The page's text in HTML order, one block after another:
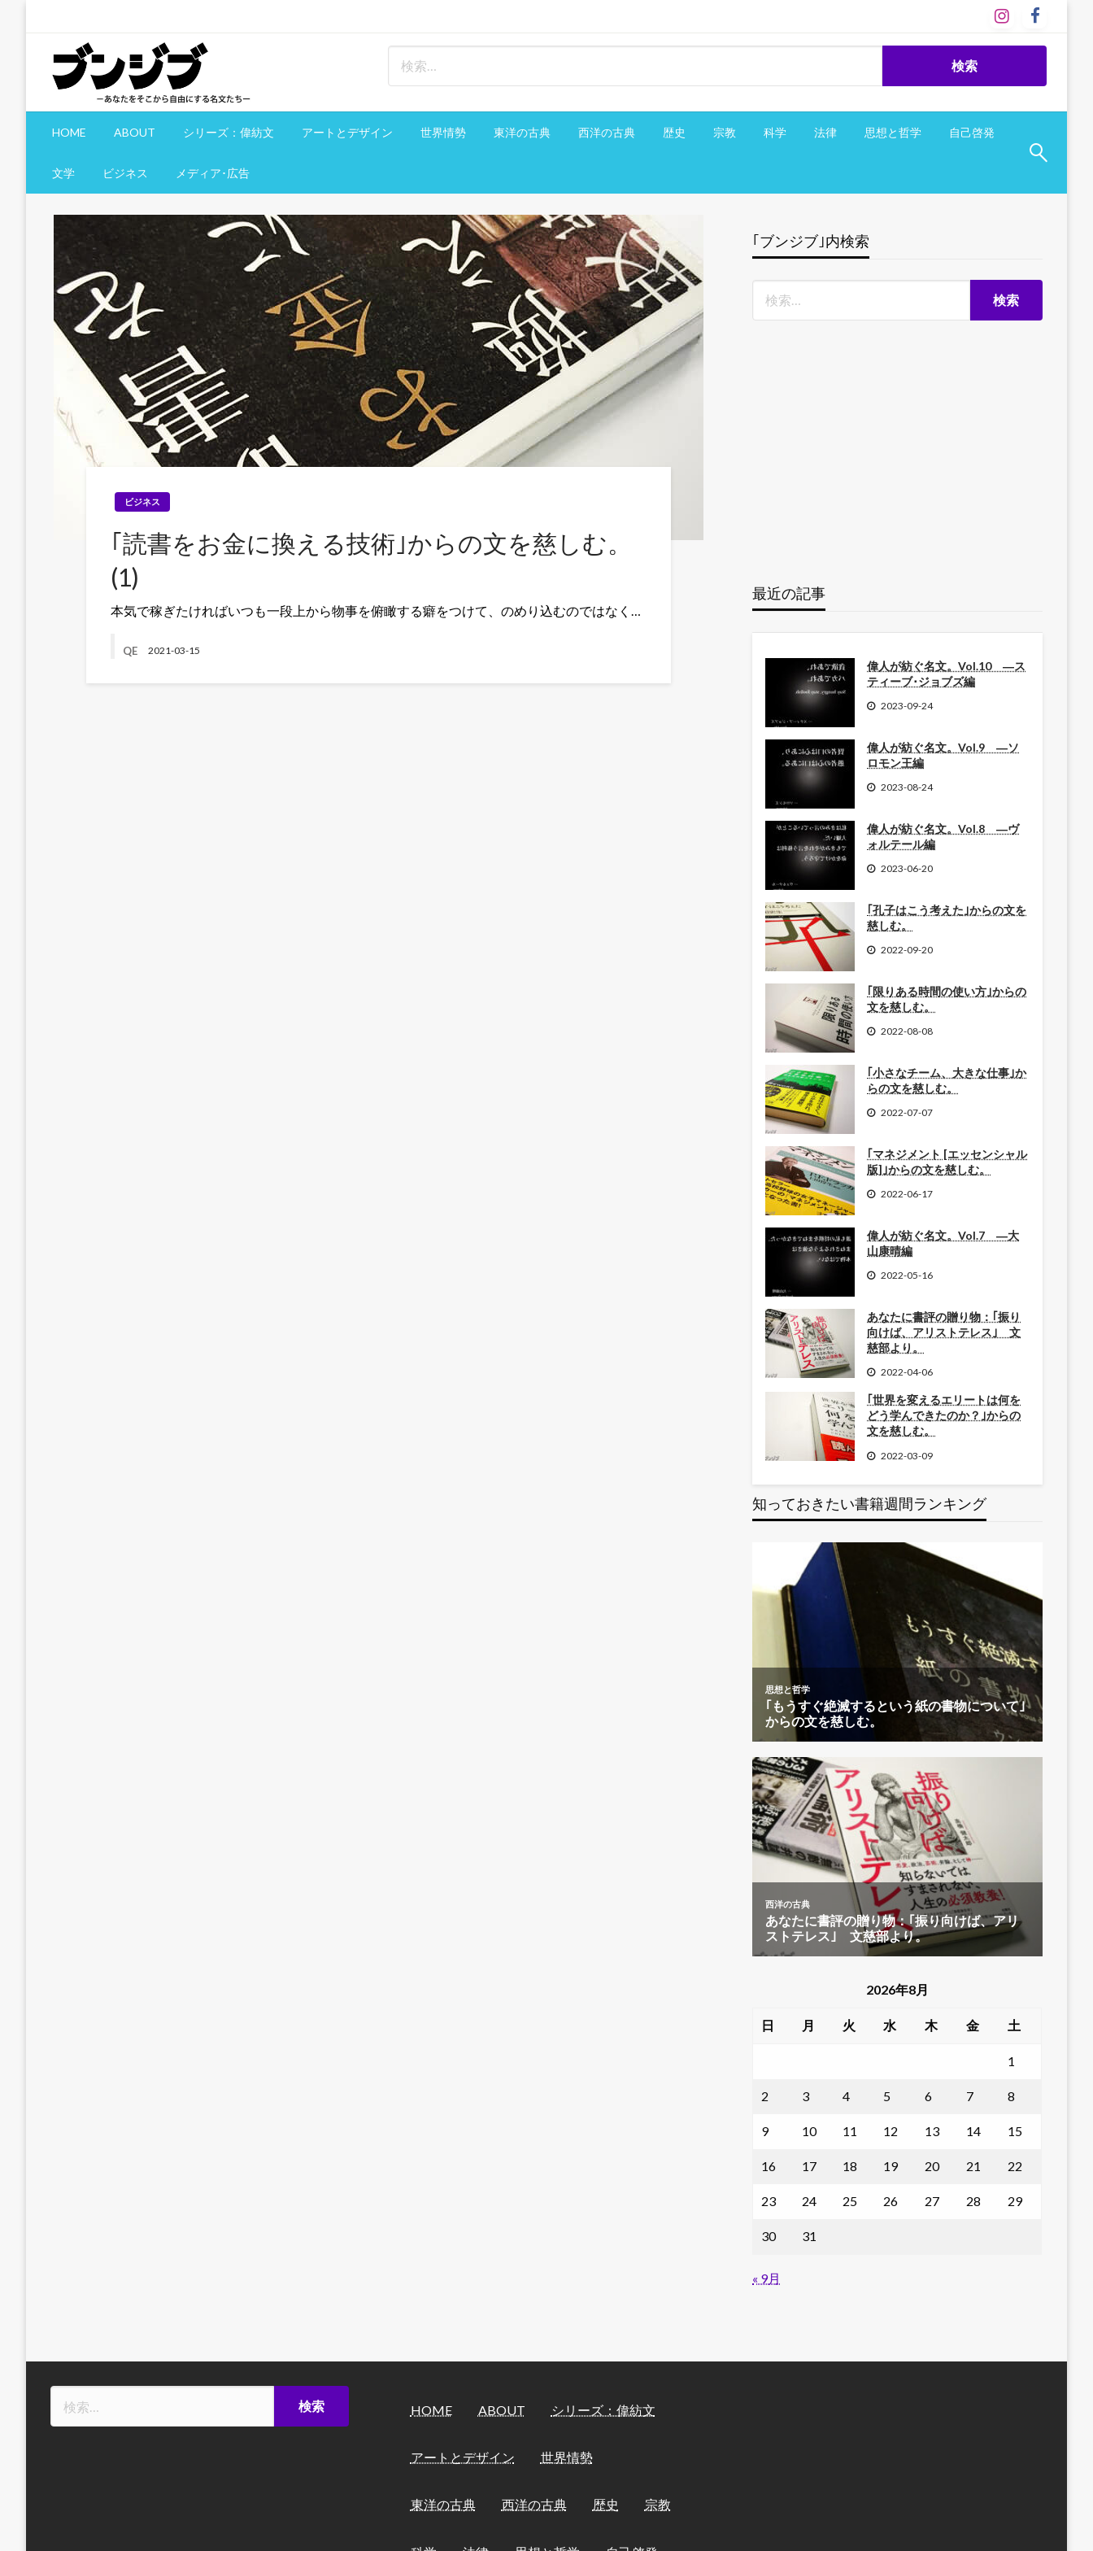
ブンジブ
文慈部：あなたをそこから自由にする名文たち
HOME ABOUT シリーズ：偉紡文 アートとデザイン 世界情勢 東洋の古典 西洋の古典 歴史 宗教 科学 法律 思想と哲学 自己啓発
文学 ビジネス メディア･広告
ビジネス
｢読書をお金に換える技術｣からの文を慈しむ。
(1)
本気で稼ぎたければいつも一段上から物事を俯瞰する癖をつけて、のめり込むのではなく…
QE 2021-03-15
｢ブンジブ｣内検索
最近の記事
偉人が紡ぐ名文。Vol.10 ―ス
ティーブ･ジョブズ編
2023-09-24
偉人が紡ぐ名文。Vol.9 ―ソ
ロモン王編
2023-08-24
偉人が紡ぐ名文。Vol.8 ―ヴ
ォルテール編
2023-06-20
｢孔子はこう考えた｣からの文を
慈しむ。
2022-09-20
｢限りある時間の使い方｣からの
文を慈しむ。
2022-08-08
｢小さなチーム、大きな仕事｣か
らの文を慈しむ。
2022-07-07
｢マネジメント [エッセンシャル
版]｣からの文を慈しむ。
2022-06-17
偉人が紡ぐ名文。Vol.7 ―大
山康晴編
2022-05-16
あなたに書評の贈り物：｢振り
向けば、アリストテレス｣ 文
慈部より。
2022-04-06
｢世界を変えるエリートは何を
どう学んできたのか？｣からの
文を慈しむ。
2022-03-09
知っておきたい書籍週間ランキング
2026年8月
日 月 火 水 木 金 土
1
2 3 4 5 6 7 8
9 10 11 12 13 14 15
16 17 18 19 20 21 22
23 24 25 26 27 28 29
30 31
« 9月
HOME ABOUT シリーズ：偉紡文
アートとデザイン 世界情勢
東洋の古典 西洋の古典 歴史 宗教